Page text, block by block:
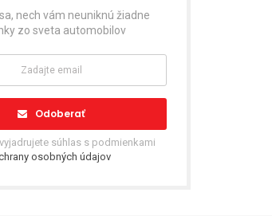
nech vám neuniknú žiadne
zo sveta automobilov
Odoberať
súhlas s podmienkami
osobných údajov